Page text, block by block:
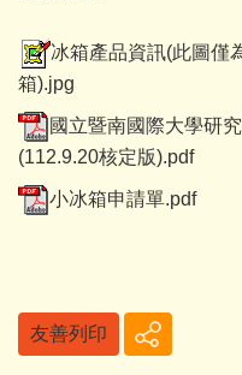
冰箱產品資訊(此圖僅
箱).jpg
國立暨南國際大學研
(112.9.20核定版).pdf
小冰箱申請單.pdf
友善列印